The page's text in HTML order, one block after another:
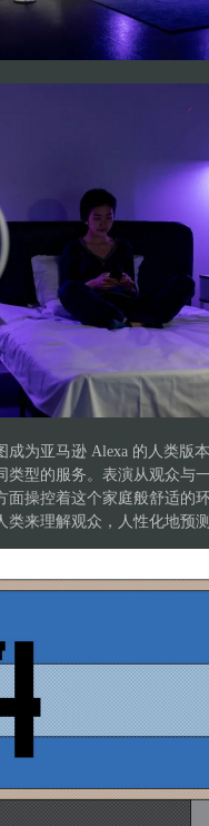
成为亚马逊 Alexa 的人类版
类型的服务。表演从观众与
操控着这个家庭般舒适的
类来理解观众，人性化地预